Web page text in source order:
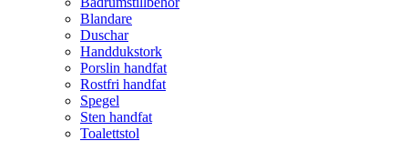
Blandare
Duschar
Handdukstork
Porslin handfat
Rostfri handfat
Spegel
Sten handfat
Toalettstol